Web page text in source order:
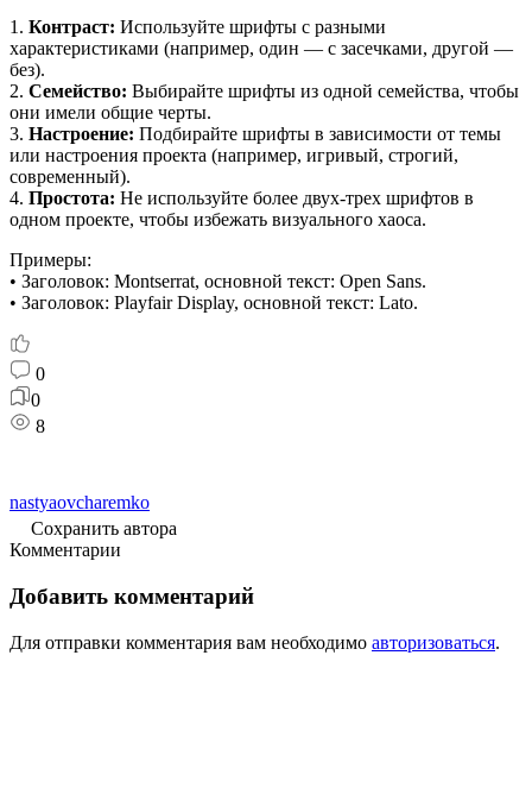
1. Контраст: Используйте шрифты с разными
характеристиками (например, один — с засечками, другой —
без).
2. Семейство: Выбирайте шрифты из одной семейства, чтобы
они имели общие черты.
3. Настроение: Подбирайте шрифты в зависимости от темы
или настроения проекта (например, игривый, строгий,
современный).
4. Простота: Не используйте более двух-трех шрифтов в
одном проекте, чтобы избежать визуального хаоса.
Примеры:
• Заголовок: Montserrat, основной текст: Open Sans.
• Заголовок: Playfair Display, основной текст: Lato.
0
0
8
nastyaovcharemko
Сохранить автора
Комментарии
Добавить комментарий
Для отправки комментария вам необходимо авторизоваться.